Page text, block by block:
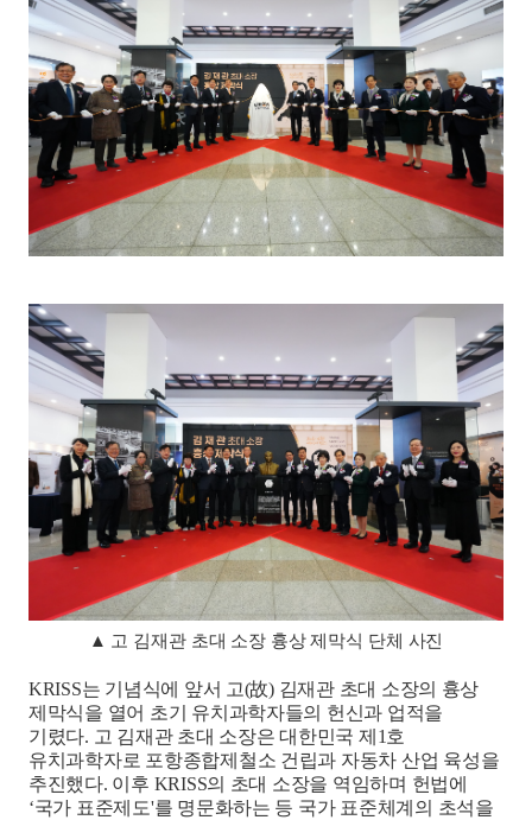
▲ 고 김재관 초대 소장 흉상 제막식 단체 사진
KRISS는 기념식에 앞서 고(故) 김재관 초대 소장의 흉상
제막식을 열어 초기 유치과학자들의 헌신과 업적을
기렸다. 고 김재관 초대 소장은 대한민국 제 1 호
유치과학자로 포항종합제철소 건립과 자동차 산업 육성을
추진했다. 이후 KRISS의 초대 소장을 역임하며 헌법에
‘국가 표준제도'를 명문화하는 등 국가 표준체계의 초석을